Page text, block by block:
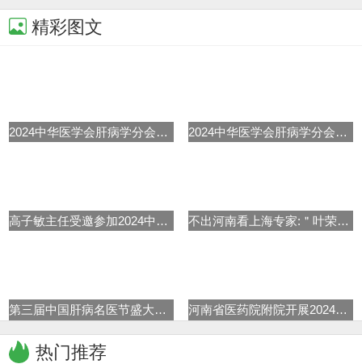
精彩图文
2024中华医学会肝病学分会学术年 2024中华医学会肝病学分会学术年
高子敏主任受邀参加2024中华医学 不出河南看上海专家:＂叶荣森肝
第三届中国肝病名医节盛大启动 河南省医药院附院开展2024世界肝
热门推荐